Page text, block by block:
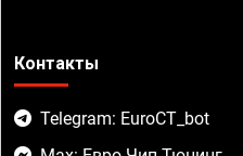
Контакты
Telegram: EuroCT_bot